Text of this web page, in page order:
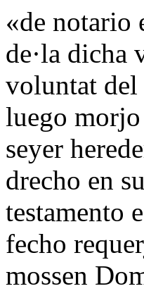
«de notario
de·la dicha
voluntat del
luego
seyer
drecho en
testamento
fecho
mossen